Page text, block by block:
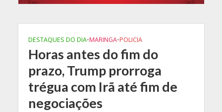
DESTAQUES DO DIA•MARINGA•POLICIA
Horas antes do fim do
prazo, Trump prorroga
trégua com Irã até fim de
negociações